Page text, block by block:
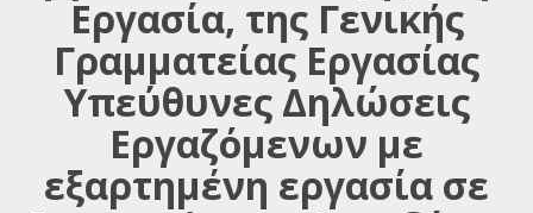
Εργασία, της Γενικής
Γραμματείας Εργασίας
Υπεύθυνες Δηλώσεις
Εργαζόμενων με
εξαρτημένη εργασία σε